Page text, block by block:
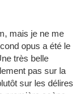
mais je ne me
opus a été le
très belle
pas sur la
sur les délires